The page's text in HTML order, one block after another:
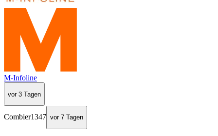
M-Infoline
vor 3 Tagen
Combier1347 vor 7 Tagen